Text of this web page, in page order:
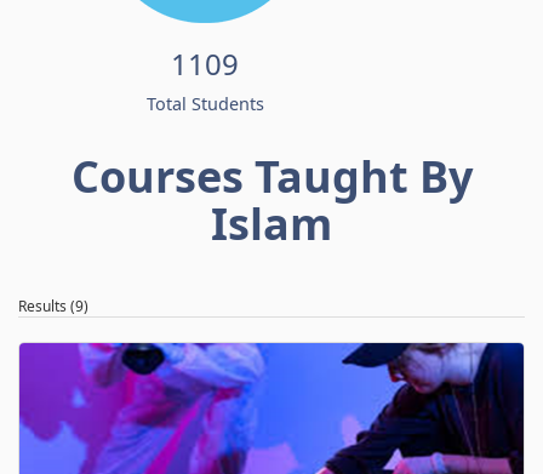
1109
Total Students
Courses Taught By
Islam
Results (9)